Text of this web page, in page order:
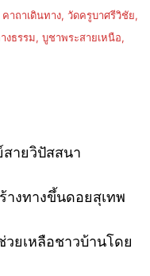
ถาเดินทาง, วัดครูบาศรีวิชัย,
งธรรม, บูชาพระสายเหนือ,
สายวิปัสสนา
างทางขึ้นดอยสุเทพ
ยเหลือชาวบ้านโดย